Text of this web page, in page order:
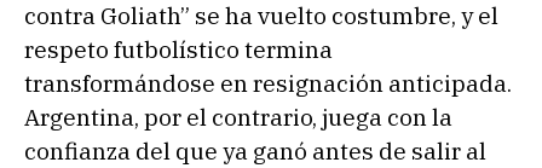
contra Goliath” se ha vuelto costumbre, y el
respeto futbolístico termina
transformándose en resignación anticipada.
Argentina, por el contrario, juega con la
confianza del que ya ganó antes de salir al